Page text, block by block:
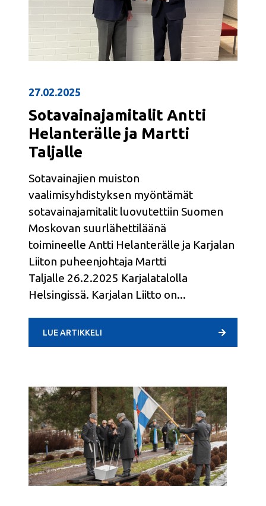
Sotavainajamitalit Antti
Helanterälle ja Martti
Taljalle
27.02.2025
Sotavainajien muiston
vaalimisyhdistyksen myöntämät
sotavainajamitalit luovutettiin Suomen
Moskovan suurlähettiläänä
toimineelle Antti Helanterälle ja Karjalan
Liiton puheenjohtaja Martti
Taljalle 26.2.2025 Karjalatalolla
Helsingissä. Karjalan Liitto on
LUE ARTIKKELI